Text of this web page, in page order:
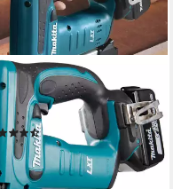
Tacker DST221Z, 18 V,
Akku und Ladegerät
(7)
243,78 €
- in 2-3 Werktagen bei dir